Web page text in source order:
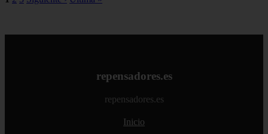
repensadores.es
repensadores.es
Inicio